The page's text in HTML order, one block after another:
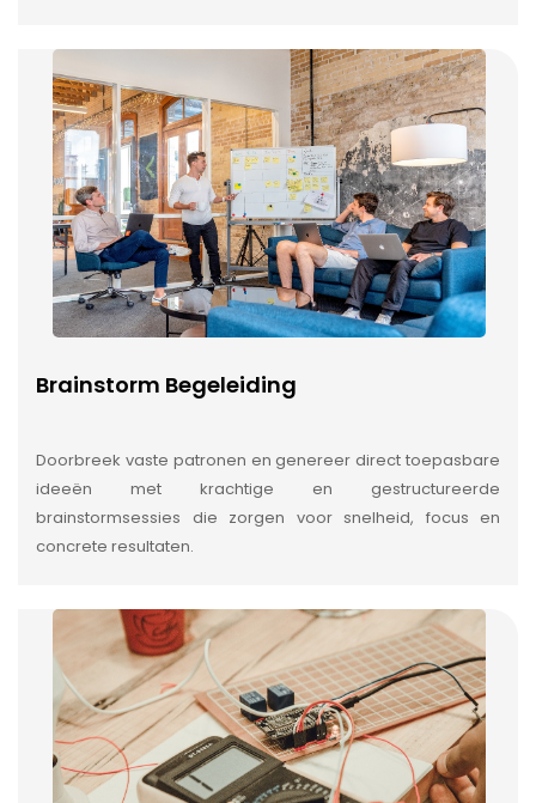
Brainstorm Begeleiding
Doorbreek vaste patronen en genereer direct toepasbare
ideeën met krachtige en gestructureerde
brainstormsessies die zorgen voor snelheid, focus en
concrete resultaten.